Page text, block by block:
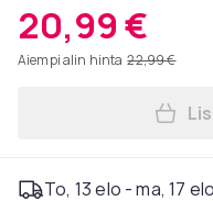
20,99 €
Aiempi alin hinta 22,99 €
To, 13 elo - ma, 17 elo